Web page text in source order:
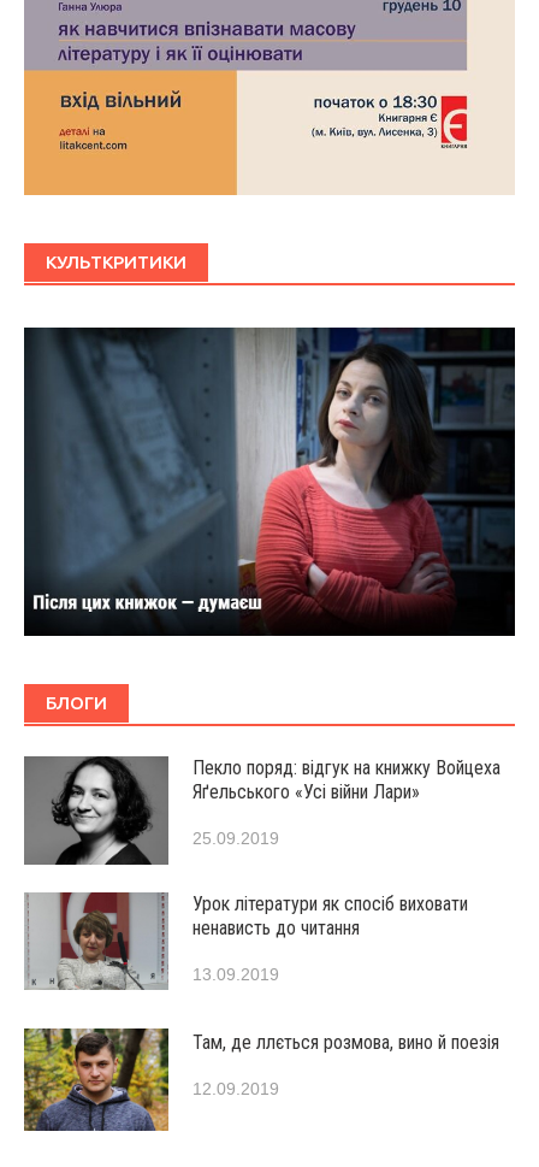
КУЛЬТКРИТИКИ
БЛОГИ
Пекло поряд: відгук на книжку Войцеха
Яґельського «Усі війни Лари»
25.09.2019
Урок літератури як спосіб виховати
ненависть до читання
13.09.2019
Там, де ллється розмова, вино й поезія
12.09.2019